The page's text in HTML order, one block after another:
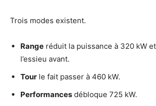
Trois modes existent.
Range réduit la puissance à 320 kW
l’essieu avant.
Tour le fait passer à 460 kW.
Performances débloque 725 kW.